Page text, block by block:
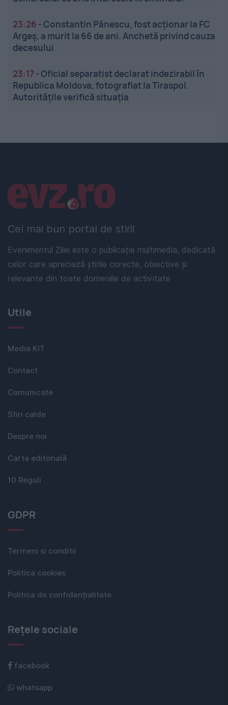
23:26 -Constantin Pănescu, fost acționar la FC
Argeș, a murit la 66 de ani. Anchetă privind cauza
decesului
23:17 -Oficial separatist declarat indezirabil în
Republica Moldova, fotografiat la Tiraspol.
Autoritățile verifică situația
Cel mai bun portal de stiri!
Evenimentul Zilei este o publicație multimedia, dedicată
celor care apreciază știrile corecte, obiective și
relevante din toate domeniile de activitate
Linkuri utile
Utile
Media KIT
Contact
Comunicate
Stiri calde
Despre noi
Carta editorială
10 Reguli
GDPR
Termeni si conditii
Politica cookies
Politica de confidențialitate
Rețele sociale
facebook
whatsapp